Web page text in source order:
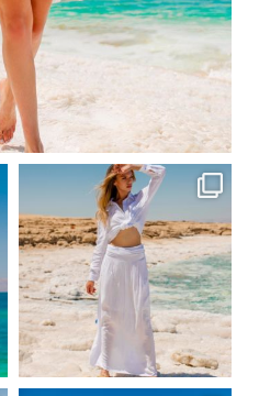
Вер 1
ebutikpl
Вер 1